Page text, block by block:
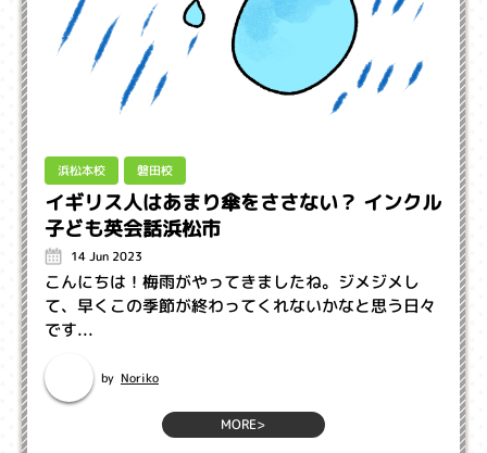
浜松本校 磐田校
イギリス人はあまり傘をささない？ インクル
子ども英会話浜松市
14 Jun 2023
こんにちは！梅雨がやってきましたね。ジメジメし
て、早くこの季節が終わってくれないかなと思う日々
です...
by Noriko
MORE>